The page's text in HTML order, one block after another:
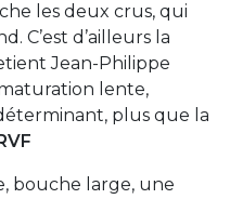
les deux crus, qui
C’est d’ailleurs la
Jean-Philippe
lente,
plus que la
bouche large, une